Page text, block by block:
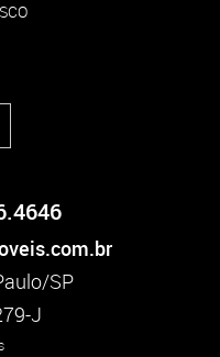
SP
J